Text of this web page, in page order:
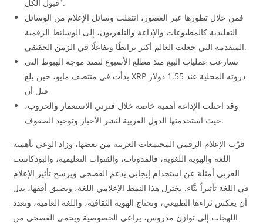
"قبول الكل.
فمن خلال تطورها عبر العصور، انتقلت وسائل الإعلام من الوسائل
التقليدية كالمطبوعات والإذاعة والتلفزيون، إلى الوسائط الرقمية
المتقدمة التي جعلت العالم أكثر ترابطًا وتفاعلًا في الزمن الحقيقي.
تسارعت عمليات البيع منذ مطلع الأسبوع لتمتد موجة الهبوط التي
بدأت في منتصف مايو، حين بلغ XRP ذروته المحلية عند 1.55 دولار
قبل أن
وقد احتلت الإذاعة أهمية خاصة خلال فترتي الاستعمار والحروب،
حيث استخدمتها الدول العربية لنشر الأخبار وتوحيد الصفوف.
قرَّب الإعلام الرقمي المجتمعات العربية من بعضها، وزاد الوعي بأهمية
اللغة والهوية اللغوية، فالمدونات، والقنوات التعليمية، والبودكاست
العربي أمثلة عن استخدام إيجابي يدعم الفصحى ويرسخ تأثير الإعلام
في اللغة تأثيراً بنَّاء. يختزل هذا النمط الإعلامي اللغة، ويضيق أفقها، بدل
أن يعكس ثراءها الطبيعي، وتحتاج الهوية الثقافية، واللغة العامية، وتعدد
اللهجات إلى توازن مدروس، يراعي الخصوصية ويحمي الفصحى من